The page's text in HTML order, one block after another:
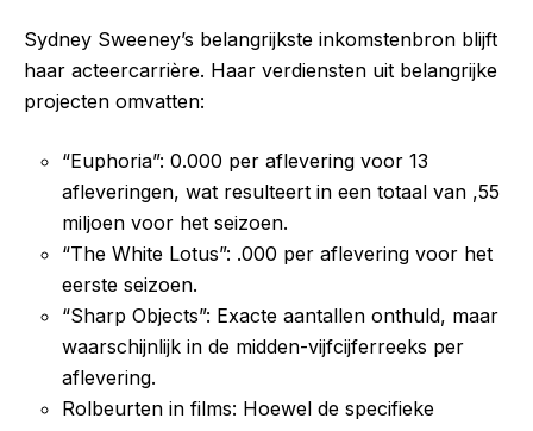
Sydney Sweeney’s belangrijkste inkomstenbron blijft
haar acteercarrière. Haar verdiensten uit belangrijke
projecten omvatten:
“Euphoria”: 0.000 per aflevering voor 13
afleveringen, wat resulteert in een totaal van ,55
miljoen voor het seizoen.
“The White Lotus”: .000 per aflevering voor het
eerste seizoen.
“Sharp Objects”: Exacte aantallen onthuld, maar
waarschijnlijk in de midden-vijfcijferreeks per
aflevering.
Rolbeurten in films: Hoewel de specifieke